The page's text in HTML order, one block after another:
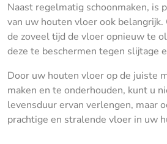
Naast regelmatig schoonmaken, is
van uw houten vloer ook
de zoveel tijd de vloer opnieuw te
deze te beschermen tegen slijtage
Door uw houten vloer op de juiste
maken en te onderhouden, kunt u
levensduur ervan verlengen, maar
prachtige en stralende vloer in uw